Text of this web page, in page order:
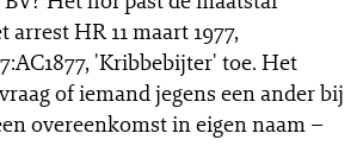
HR 11 maart 1977,
'Kribbebijter' toe. Het
of iemand jegens een ander bij
overeenkomst in eigen naam –